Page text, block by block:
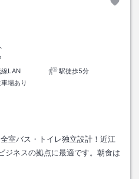
線LAN
駅徒歩5分
場あり
室バス・トイレ独立設計！近江
ジネスの拠点に最適です。朝食は